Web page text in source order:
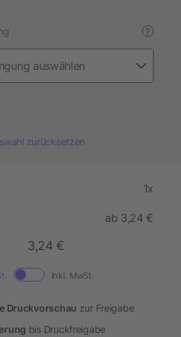
?
zurücksetzen
1x
ab 3,24 €
3,24 €
Inkl. MwSt.
Druckvorschau zur Freigabe
bis Druckfreigabe